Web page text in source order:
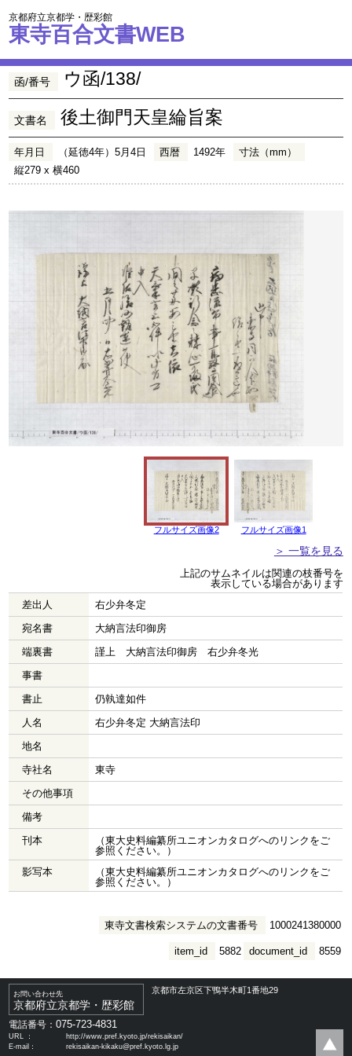
京都府立京都学・歴彩館
東寺百合文書WEB
函/番号 ウ函/138/
文書名 後土御門天皇綸旨案
年月日 （延徳4年）5月4日 西暦 1492年
寸法（mm）
縦279 x 横460
フルサイズ画像2 フルサイズ画像1
＞ 一覧を見る
上記のサムネイルは関連の枝番号を
表示している場合があります
差出人
右少弁冬定
宛名書
大納言法印御房
端裏書
謹上 大納言法印御房 右少弁冬光
事書
書止
仍執達如件
人名
右少弁冬定 大納言法印
地名
寺社名
東寺
その他事項
備考
刊本
（東大史料編纂所ユニオンカタログへのリンクをご
参照ください。）
影写本
（東大史料編纂所ユニオンカタログへのリンクをご
参照ください。）
東寺文書検索システムの文書番号 1000241380000
document_id 8559
item_id 5882
お問い合わせ先
京都府立京都学・歴彩館
京都市左京区下鴨半木町1番地29
電話番号：075-723-4831
URL ：
http://www.pref.kyoto.jp/rekisaikan/
E-mail：
rekisaikan-kikaku@pref.kyoto.lg.jp